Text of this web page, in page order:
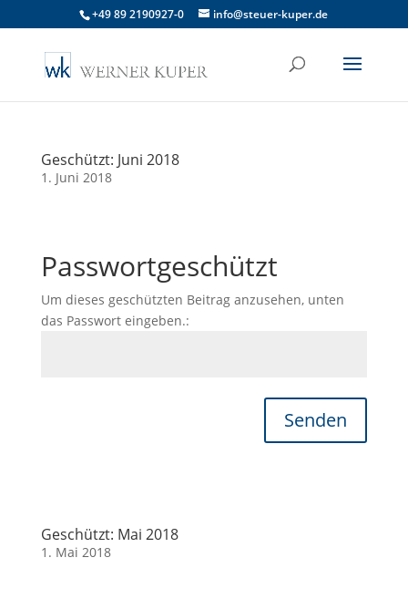
+49 89 2190927-0 info@steuer-kuper.de
Geschützt: Juni 2018
1. Juni 2018
Passwortgeschützt
Um dieses geschützten Beitrag anzusehen, unten
das Passwort eingeben.:
Senden
Geschützt: Mai 2018
1. Mai 2018